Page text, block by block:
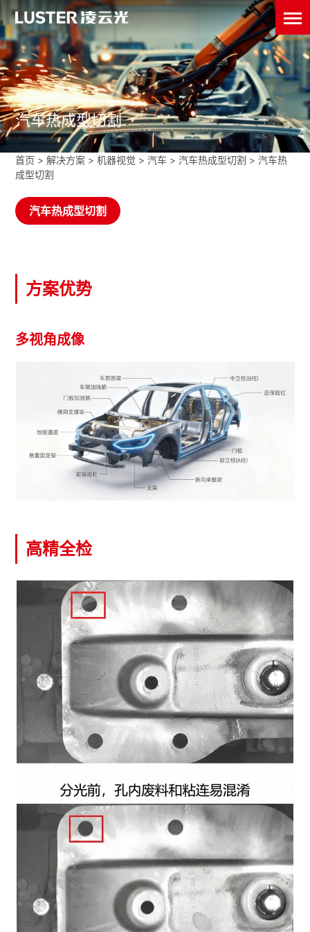
汽车热成型切割
首页 >解决方案 >机器视觉 >汽车 >汽车热成型切割 >汽车热
成型切割
汽车热成型切割
方案优势
多视角成像
高精全检